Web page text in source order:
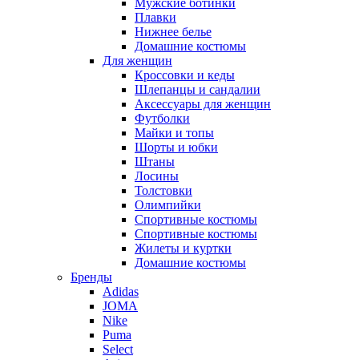
Мужские ботинки
Плавки
Нижнее белье
Домашние костюмы
Для женщин
Кроссовки и кеды
Шлепанцы и сандалии
Аксессуары для женщин
Футболки
Майки и топы
Шорты и юбки
Штаны
Лосины
Толстовки
Олимпийки
Спортивные костюмы
Спортивные костюмы
Жилеты и куртки
Домашние костюмы
Бренды
Adidas
JOMA
Nike
Puma
Select